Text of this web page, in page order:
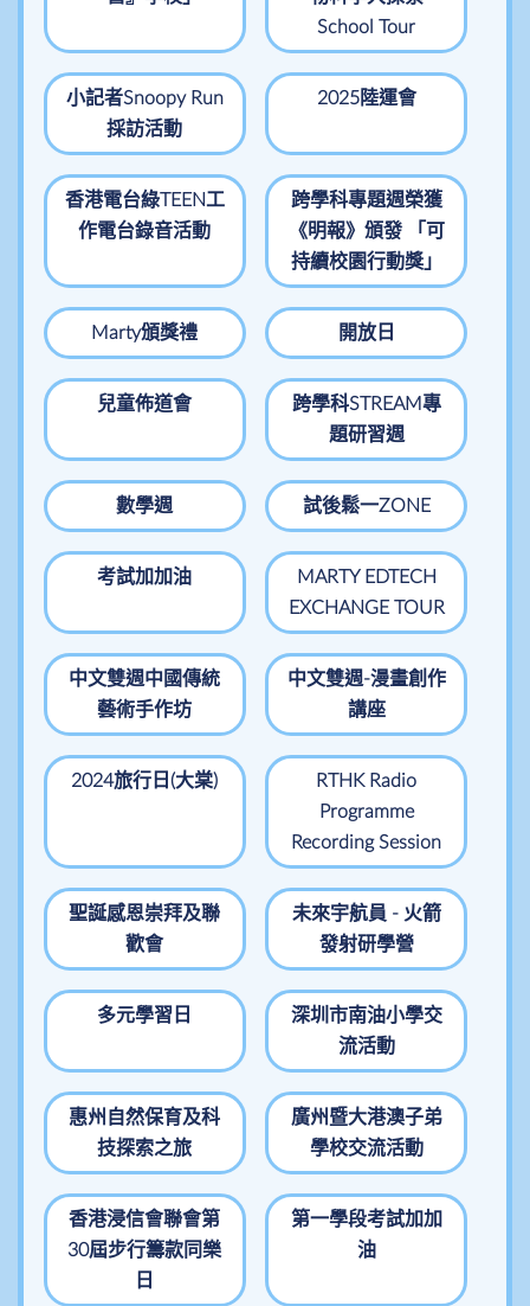
School Tour
小記者Snoopy Run
採訪活動
2025陸運會
香港電台綠TEEN工
作電台錄音活動
跨學科專題週榮獲
《明報》頒發 「可
持續校園行動獎」
Marty頒獎禮 開放日
兒童佈道會
跨學科STREAM專
題研習週
數學週 試後鬆一ZONE
考試加加油
MARTY EDTECH
EXCHANGE TOUR
中文雙週中國傳統
藝術手作坊
中文雙週-漫畫創作
講座
2024旅行日(大棠)
RTHK Radio
Programme
Recording Session
聖誕感恩崇拜及聯
歡會
未來宇航員 - 火箭
發射研學營
多元學習日
深圳市南油小學交
流活動
惠州自然保育及科
技探索之旅
廣州暨大港澳子弟
學校交流活動
香港浸信會聯會第
30屆步行籌款同樂
日
第一學段考試加加
油